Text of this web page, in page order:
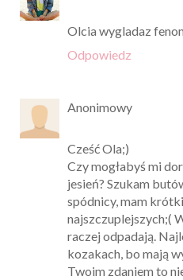
Olcia wygladaz
Odpowiedz
Anonimowy
Cześć Ola;)
Czy mogłabyś mi
jesień? Szukam
spódnicy, mam
najszczuplejszych;(
raczej odpadają.
kozakach, bo mają
Twoim zdaniem to